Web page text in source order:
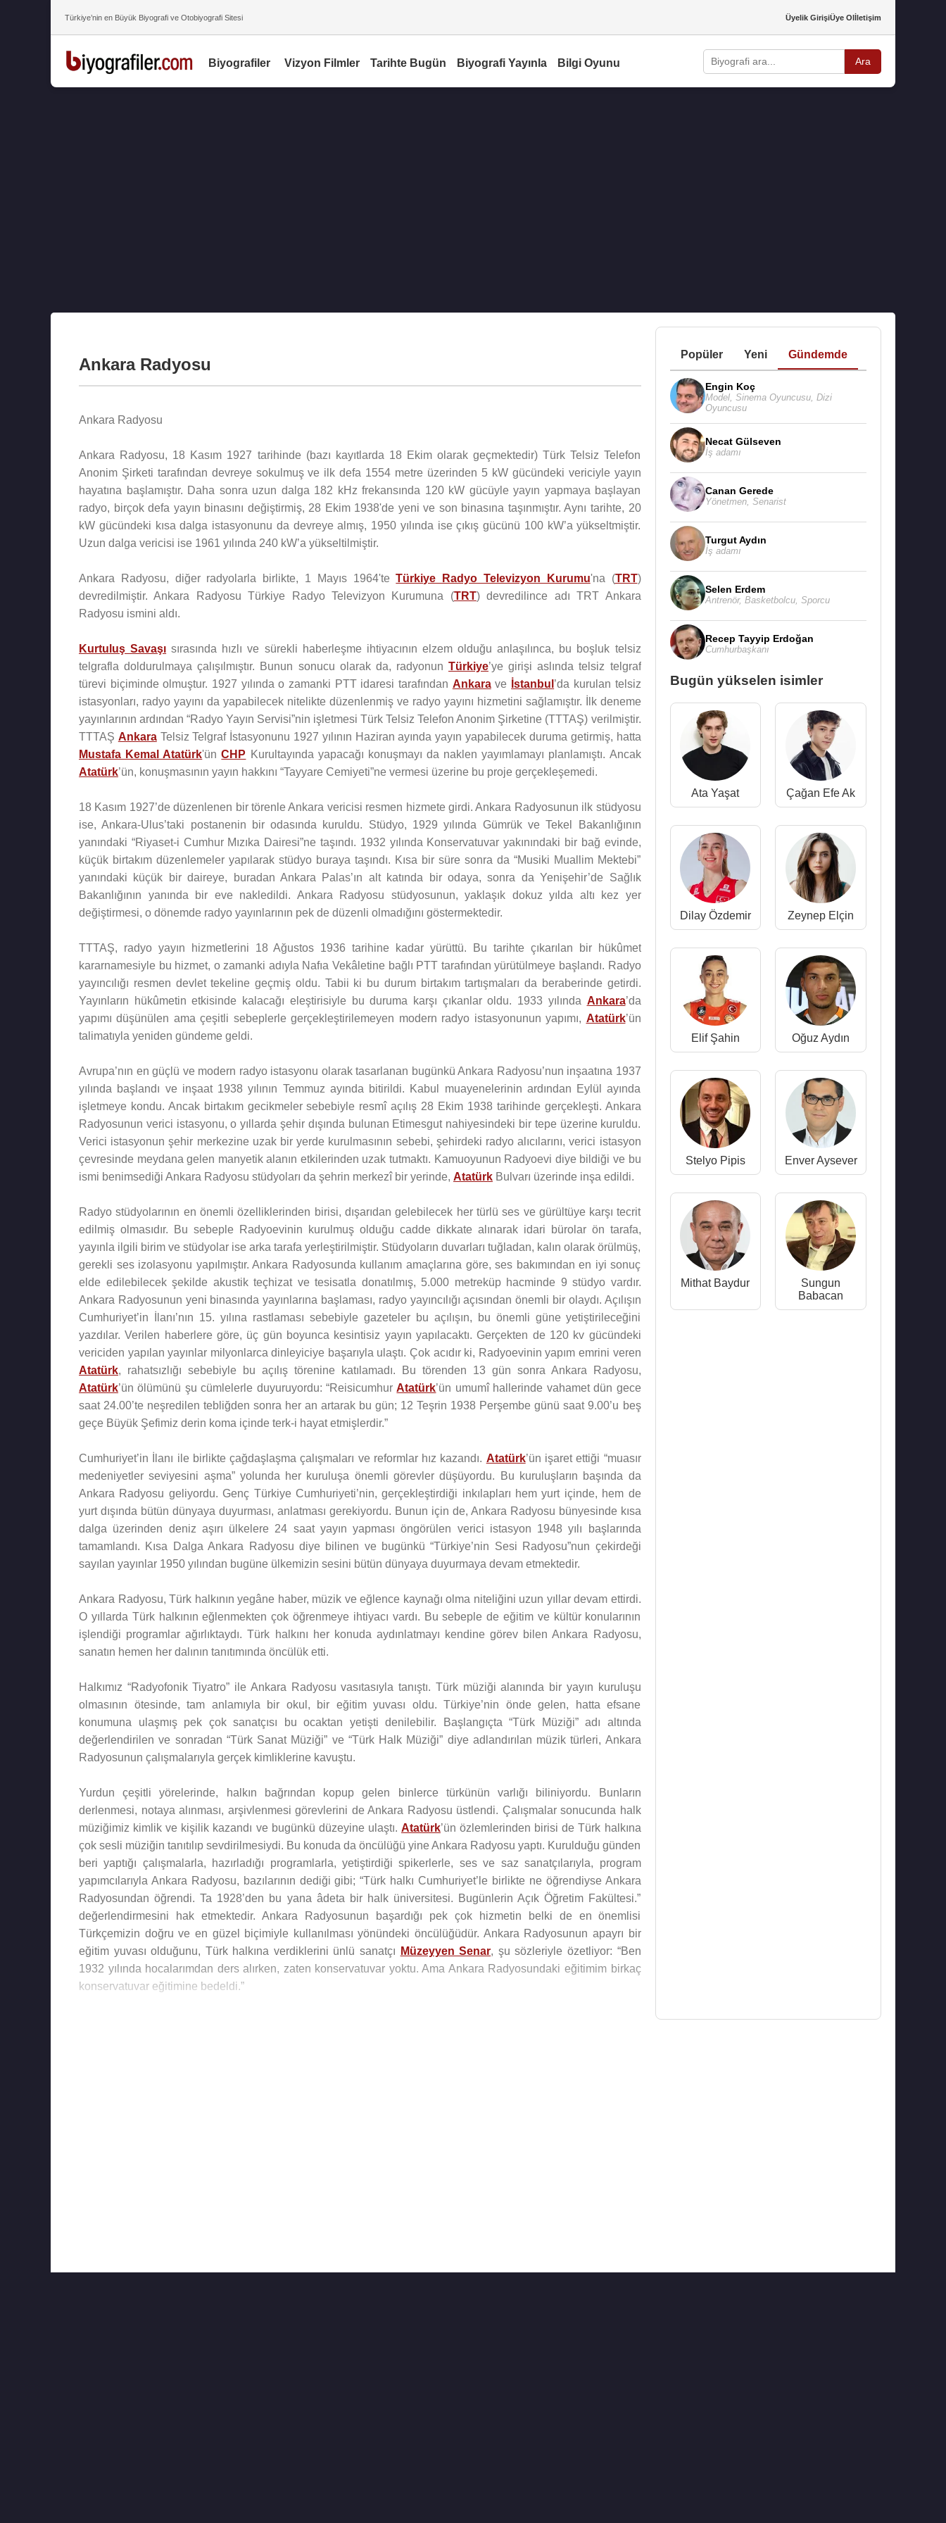
Türkiye’nin en Büyük Biyografi ve Otobiyografi Sitesi Üyelik GirişiÜye Olİletişim
Biyografiler Vizyon Filmler Tarihte Bugün Biyografi Yayınla Bilgi Oyunu Ara
Ankara Radyosu
Ankara Radyosu
Ankara Radyosu, 18 Kasım 1927 tarihinde (bazı kayıtlarda 18 Ekim olarak geçmektedir) Türk Telsiz Telefon
Anonim Şirketi tarafından devreye sokulmuş ve ilk defa 1554 metre üzerinden 5 kW gücündeki vericiyle yayın
hayatına başlamıştır. Daha sonra uzun dalga 182 kHz frekansında 120 kW gücüyle yayın yapmaya başlayan
radyo, birçok defa yayın binasını değiştirmiş, 28 Ekim 1938'de yeni ve son binasına taşınmıştır. Aynı tarihte, 20
kW gücündeki kısa dalga istasyonunu da devreye almış, 1950 yılında ise çıkış gücünü 100 kW’a yükseltmiştir.
Uzun dalga vericisi ise 1961 yılında 240 kW’a yükseltilmiştir.
Ankara Radyosu, diğer radyolarla birlikte, 1 Mayıs 1964'teTürkiye Radyo Televizyon Kurumu'na (TRT)
devredilmiştir. Ankara Radyosu Türkiye Radyo Televizyon Kurumuna (TRT) devredilince adı TRT Ankara
Radyosu ismini aldı.
Kurtuluş Savaşı sırasında hızlı ve sürekli haberleşme ihtiyacının elzem olduğu anlaşılınca, bu boşluk telsiz
telgrafla doldurulmaya çalışılmıştır. Bunun sonucu olarak da, radyonun Türkiye’ye girişi aslında telsiz telgraf
türevi biçiminde olmuştur. 1927 yılında o zamanki PTT idaresi tarafından Ankarave İstanbul ’da kurulan telsiz
istasyonları, radyo yayını da yapabilecek nitelikte düzenlenmiş ve radyo yayını hizmetini sağlamıştır. İlk deneme
yayınlarının ardından “Radyo Yayın Servisi”nin işletmesi Türk Telsiz Telefon Anonim Şirketine (TTTAŞ) verilmiştir.
TTTAŞ AnkaraTelsiz Telgraf İstasyonunu 1927 yılının Haziran ayında yayın yapabilecek duruma getirmiş, hatta
Mustafa Kemal Atatürk'ünCHP Kurultayında yapacağı konuşmayı da naklen yayımlamayı planlamıştı. Ancak
Atatürk’ün, konuşmasının yayın hakkını “Tayyare Cemiyeti”ne vermesi üzerine bu proje gerçekleşemedi.
18 Kasım 1927’de düzenlenen bir törenle Ankara vericisi resmen hizmete girdi. Ankara Radyosunun ilk stüdyosu
ise, Ankara-Ulus’taki postanenin bir odasında kuruldu. Stüdyo, 1929 yılında Gümrük ve Tekel Bakanlığının
yanındaki “Riyaset-i Cumhur Mızıka Dairesi”ne taşındı. 1932 yılında Konservatuvar yakınındaki bir bağ evinde,
küçük birtakım düzenlemeler yapılarak stüdyo buraya taşındı. Kısa bir süre sonra da “Musiki Muallim Mektebi”
yanındaki küçük bir daireye, buradan Ankara Palas’ın alt katında bir odaya, sonra da Yenişehir’de Sağlık
Bakanlığının yanında bir eve nakledildi. Ankara Radyosu stüdyosunun, yaklaşık dokuz yılda altı kez yer
değiştirmesi, o dönemde radyo yayınlarının pek de düzenli olmadığını göstermektedir.
TTTAŞ, radyo yayın hizmetlerini 18 Ağustos 1936 tarihine kadar yürüttü. Bu tarihte çıkarılan bir hükûmet
kararnamesiyle bu hizmet, o zamanki adıyla Nafıa Vekâletine bağlı PTT tarafından yürütülmeye başlandı. Radyo
yayıncılığı resmen devlet tekeline geçmiş oldu. Tabii ki bu durum birtakım tartışmaları da beraberinde getirdi.
Yayınların hükûmetin etkisinde kalacağı eleştirisiyle bu duruma karşı çıkanlar oldu. 1933 yılında Ankara’da
yapımı düşünülen ama çeşitli sebeplerle gerçekleştirilemeyen modern radyo istasyonunun yapımı, Atatürk’ün
talimatıyla yeniden gündeme geldi.
Avrupa’nın en güçlü ve modern radyo istasyonu olarak tasarlanan bugünkü Ankara Radyosu’nun inşaatına 1937
yılında başlandı ve inşaat 1938 yılının Temmuz ayında bitirildi. Kabul muayenelerinin ardından Eylül ayında
işletmeye kondu. Ancak birtakım gecikmeler sebebiyle resmî açılış 28 Ekim 1938 tarihinde gerçekleşti. Ankara
Radyosunun verici istasyonu, o yıllarda şehir dışında bulunan Etimesgut nahiyesindeki bir tepe üzerine kuruldu.
Verici istasyonun şehir merkezine uzak bir yerde kurulmasının sebebi, şehirdeki radyo alıcılarını, verici istasyon
çevresinde meydana gelen manyetik alanın etkilerinden uzak tutmaktı. Kamuoyunun Radyoevi diye bildiği ve bu
ismi benimsediği Ankara Radyosu stüdyoları da şehrin merkezî bir yerinde, Atatürk Bulvarı üzerinde inşa edildi.
Radyo stüdyolarının en önemli özelliklerinden birisi, dışarıdan gelebilecek her türlü ses ve gürültüye karşı tecrit
edilmiş olmasıdır. Bu sebeple Radyoevinin kurulmuş olduğu cadde dikkate alınarak idari bürolar ön tarafa,
yayınla ilgili birim ve stüdyolar ise arka tarafa yerleştirilmiştir. Stüdyoların duvarları tuğladan, kalın olarak örülmüş,
gerekli ses izolasyonu yapılmıştır. Ankara Radyosunda kullanım amaçlarına göre, ses bakımından en iyi sonuç
elde edilebilecek şekilde akustik teçhizat ve tesisatla donatılmış, 5.000 metreküp hacminde 9 stüdyo vardır.
Ankara Radyosunun yeni binasında yayınlarına başlaması, radyo yayıncılığı açısından önemli bir olaydı. Açılışın
Cumhuriyet’in İlanı’nın 15. yılına rastlaması sebebiyle gazeteler bu açılışın, bu önemli güne yetiştirileceğini
yazdılar. Verilen haberlere göre, üç gün boyunca kesintisiz yayın yapılacaktı. Gerçekten de 120 kv gücündeki
vericiden yapılan yayınlar milyonlarca dinleyiciye başarıyla ulaştı. Çok acıdır ki, Radyoevinin yapım emrini veren
Atatürk, rahatsızlığı sebebiyle bu açılış törenine katılamadı. Bu törenden 13 gün sonra Ankara Radyosu,
Atatürk’ün ölümünü şu cümlelerle duyuruyordu: “ReisicumhurAtatürk’ün umumî hallerinde vahamet dün gece
saat 24.00’te neşredilen tebliğden sonra her an artarak bu gün; 12 Teşrin 1938 Perşembe günü saat 9.00’u beş
geçe Büyük Şefimiz derin koma içinde terk-i hayat etmişlerdir.”
Cumhuriyet’in İlanı ile birlikte çağdaşlaşma çalışmaları ve reformlar hız kazandı. Atatürk’ün işaret ettiği “muasır
medeniyetler seviyesini aşma” yolunda her kuruluşa önemli görevler düşüyordu. Bu kuruluşların başında da
Ankara Radyosu geliyordu. Genç Türkiye Cumhuriyeti’nin, gerçekleştirdiği inkılapları hem yurt içinde, hem de
yurt dışında bütün dünyaya duyurması, anlatması gerekiyordu. Bunun için de, Ankara Radyosu bünyesinde kısa
dalga üzerinden deniz aşırı ülkelere 24 saat yayın yapması öngörülen verici istasyon 1948 yılı başlarında
tamamlandı. Kısa Dalga Ankara Radyosu diye bilinen ve bugünkü “Türkiye’nin Sesi Radyosu”nun çekirdeği
sayılan yayınlar 1950 yılından bugüne ülkemizin sesini bütün dünyaya duyurmaya devam etmektedir.
Ankara Radyosu, Türk halkının yegâne haber, müzik ve eğlence kaynağı olma niteliğini uzun yıllar devam ettirdi.
O yıllarda Türk halkının eğlenmekten çok öğrenmeye ihtiyacı vardı. Bu sebeple de eğitim ve kültür konularının
işlendiği programlar ağırlıktaydı. Türk halkını her konuda aydınlatmayı kendine görev bilen Ankara Radyosu,
sanatın hemen her dalının tanıtımında öncülük etti.
Halkımız “Radyofonik Tiyatro” ile Ankara Radyosu vasıtasıyla tanıştı. Türk müziği alanında bir yayın kuruluşu
olmasının ötesinde, tam anlamıyla bir okul, bir eğitim yuvası oldu. Türkiye’nin önde gelen, hatta efsane
konumuna ulaşmış pek çok sanatçısı bu ocaktan yetişti denilebilir. Başlangıçta “Türk Müziği” adı altında
değerlendirilen ve sonradan “Türk Sanat Müziği” ve “Türk Halk Müziği” diye adlandırılan müzik türleri, Ankara
Radyosunun çalışmalarıyla gerçek kimliklerine kavuştu.
Yurdun çeşitli yörelerinde, halkın bağrından kopup gelen binlerce türkünün varlığı biliniyordu. Bunların
derlenmesi, notaya alınması, arşivlenmesi görevlerini de Ankara Radyosu üstlendi. Çalışmalar sonucunda halk
müziğimiz kimlik ve kişilik kazandı ve bugünkü düzeyine ulaştı. Atatürk’ün özlemlerinden birisi de Türk halkına
çok sesli müziğin tanıtılıp sevdirilmesiydi. Bu konuda da öncülüğü yine Ankara Radyosu yaptı. Kurulduğu günden
beri yaptığı çalışmalarla, hazırladığı programlarla, yetiştirdiği spikerlerle, ses ve saz sanatçılarıyla, program
yapımcılarıyla Ankara Radyosu, bazılarının dediği gibi; “Türk halkı Cumhuriyet’le birlikte ne öğrendiyse Ankara
Radyosundan öğrendi. Ta 1928’den bu yana âdeta bir halk üniversitesi. Bugünlerin Açık Öğretim Fakültesi.”
değerlendirmesini hak etmektedir. Ankara Radyosunun başardığı pek çok hizmetin belki de en önemlisi
Türkçemizin doğru ve en güzel biçimiyle kullanılması yönündeki öncülüğüdür. Ankara Radyosunun apayrı bir
eğitim yuvası olduğunu, Türk halkına verdiklerini ünlü sanatçı
Müzeyyen Senar, şu sözleriyle özetliyor: “Ben
1932 yılında hocalarımdan ders alırken, zaten konservatuvar yoktu. Ama Ankara Radyosundaki eğitimim birkaç
konservatuvar eğitimine bedeldi.”
Popüler Yeni Gündemde
Engin Koç
Model, Sinema Oyuncusu, Dizi
Oyuncusu
Necat Gülseven
İş adamı
Canan Gerede
Yönetmen, Senarist
Turgut Aydın
İş adamı
Selen Erdem
Antrenör, Basketbolcu, Sporcu
Recep Tayyip Erdoğan
Cumhurbaşkanı
Bugün yükselen isimler
Ata Yaşat Çağan Efe Ak
Dilay Özdemir Zeynep Elçin
Elif Şahin Oğuz Aydın
Stelyo Pipis Enver Aysever
Mithat Baydur
Sungun
Babacan